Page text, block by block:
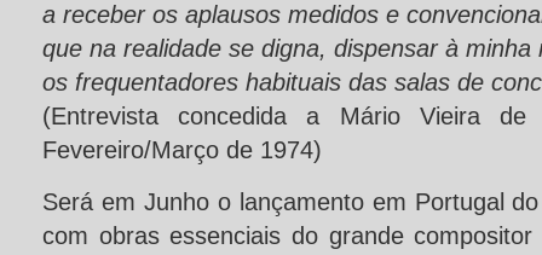
a receber os aplausos medidos e
que na realidade se digna, dispensar à minha
os frequentadores habituais das salas de
(Entrevista concedida a Mário Vieira
Fevereiro/Março de 1974)
Será em Junho o lançamento em Portugal
com obras essenciais do grande